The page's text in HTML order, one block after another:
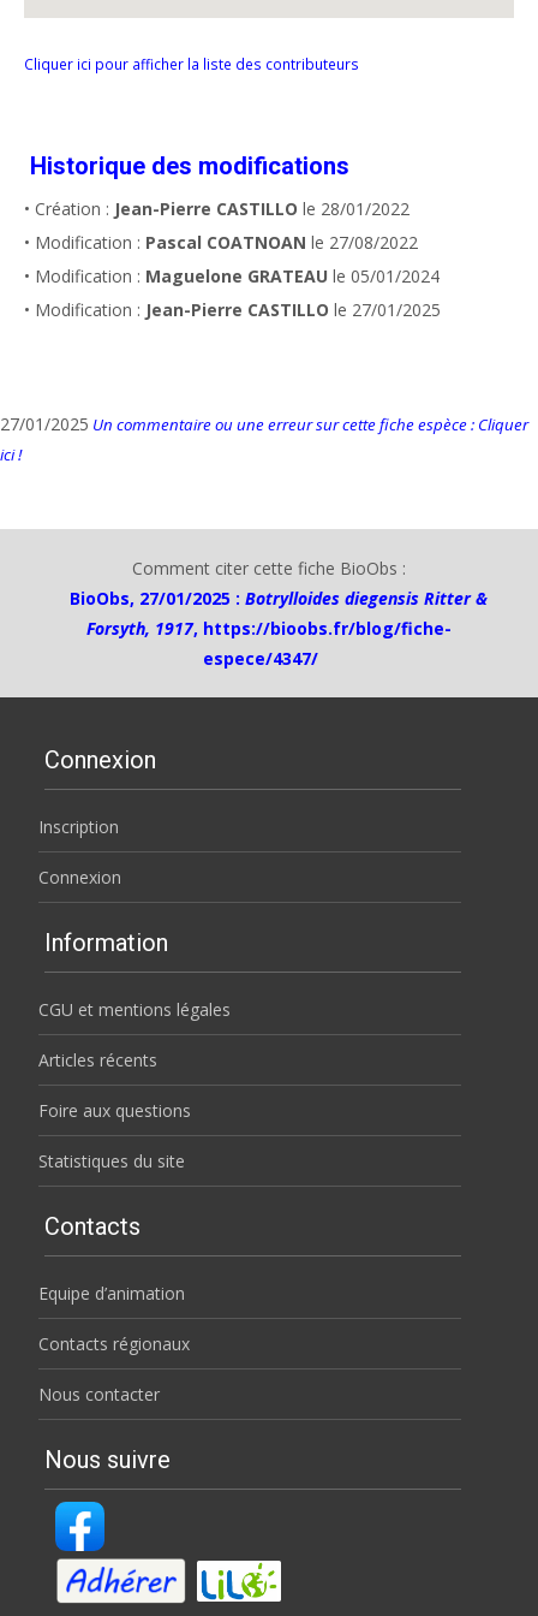
Cliquer ici pour afficher la liste des contributeurs
Historique des modifications
• Création : Jean-Pierre CASTILLO le 28/01/2022
• Modification : Pascal COATNOAN le 27/08/2022
• Modification : Maguelone GRATEAU le 05/01/2024
• Modification : Jean-Pierre CASTILLO le 27/01/2025
27/01/2025 Un commentaire ou une erreur sur cette fiche espèce : Cliquer
ici !
Comment citer cette fiche BioObs :
BioObs, 27/01/2025 : Botrylloides diegensis Ritter &
Forsyth, 1917, https://bioobs.fr/blog/fiche-
espece/4347/
Connexion
Inscription
Connexion
Information
CGU et mentions légales
Articles récents
Foire aux questions
Statistiques du site
Contacts
Equipe d’animation
Contacts régionaux
Nous contacter
Nous suivre